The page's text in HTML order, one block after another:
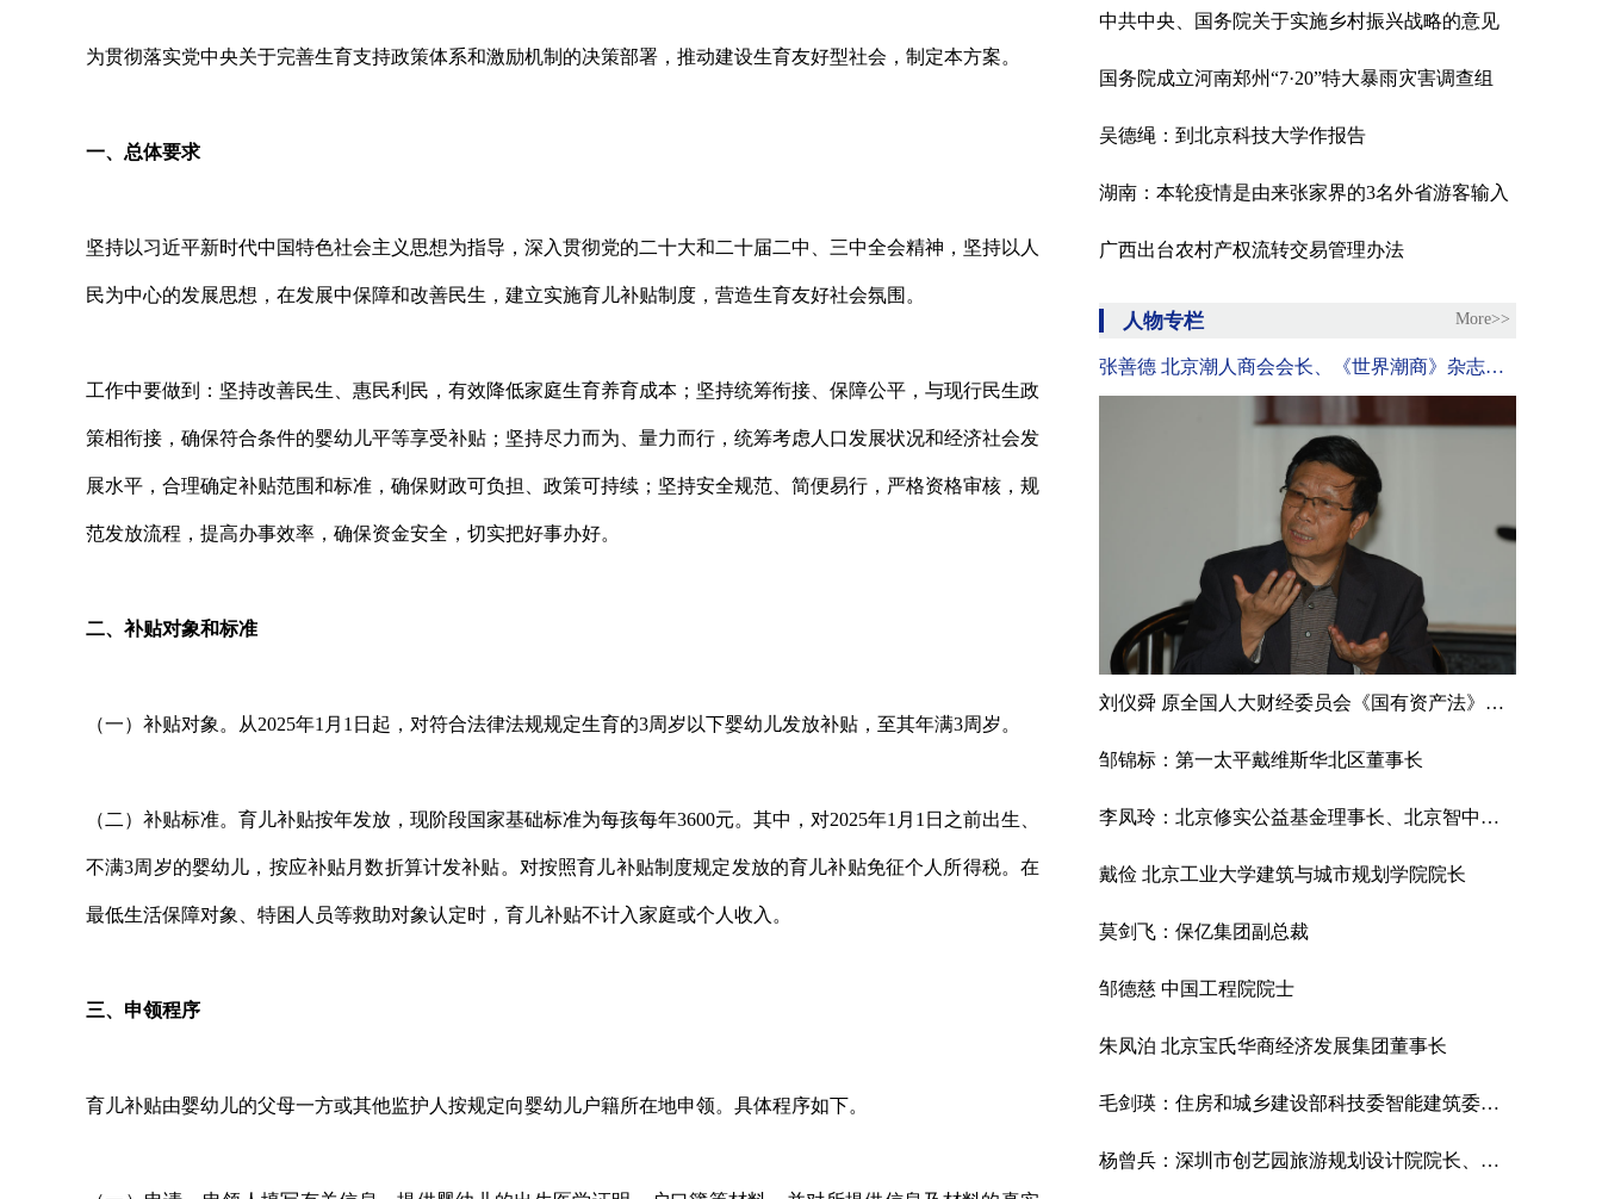
为贯彻落实党中央关于完善生育支持政策体系和激励机制的决策部署，推动建设生育友好型社会，制定本方案。
一、总体要求
坚持以习近平新时代中国特色社会主义思想为指导，深入贯彻党的二十大和二十届二中、三中全会精神，坚持以人
民为中心的发展思想，在发展中保障和改善民生，建立实施育儿补贴制度，营造生育友好社会氛围。
工作中要做到：坚持改善民生、惠民利民，有效降低家庭生育养育成本；坚持统筹衔接、保障公平，与现行民生政
策相衔接，确保符合条件的婴幼儿平等享受补贴；坚持尽力而为、量力而行，统筹考虑人口发展状况和经济社会发
展水平，合理确定补贴范围和标准，确保财政可负担、政策可持续；坚持安全规范、简便易行，严格资格审核，规
范发放流程，提高办事效率，确保资金安全，切实把好事办好。
二、补贴对象和标准
（一）补贴对象。从2025年1月1日起，对符合法律法规规定生育的3周岁以下婴幼儿发放补贴，至其年满3周岁。
（二）补贴标准。育儿补贴按年发放，现阶段国家基础标准为每孩每年3600元。其中，对2025年1月1日之前出生、
不满3周岁的婴幼儿，按应补贴月数折算计发补贴。对按照育儿补贴制度规定发放的育儿补贴免征个人所得税。在
最低生活保障对象、特困人员等救助对象认定时，育儿补贴不计入家庭或个人收入。
三、申领程序
育儿补贴由婴幼儿的父母一方或其他监护人按规定向婴幼儿户籍所在地申领。具体程序如下。
中共中央、国务院关于实施乡村振兴战略的意见
国务院成立河南郑州“7·20”特大暴雨灾害调查组
吴德绳：到北京科技大学作报告
湖南：本轮疫情是由来张家界的3名外省游客输入
广西出台农村产权流转交易管理办法
人物专栏 More>>
张善德 北京潮人商会会长、《世界潮商》杂志总编辑、国际潮团联谊年会秘书处联络主任
刘仪舜 原全国人大财经委员会《国有资产法》起草工作组组长
邹锦标：第一太平戴维斯华北区董事长
李凤玲：北京修实公益基金理事长、北京智中能源互联网研究院院长、清华大学教授
戴俭 北京工业大学建筑与城市规划学院院长
莫剑飞：保亿集团副总裁
邹德慈 中国工程院院士
朱凤泊 北京宝氏华商经济发展集团董事长
毛剑瑛：住房和城乡建设部科技委智能建筑委员会专家组副组长、城市化委员会专家委员、教授级高工
杨曾兵：深圳市创艺园旅游规划设计院院长、中国商旅地产研究院旅游规划研究所所长。国际注册景观设计师（ICSLD），国际园林景观规划设计行业协会高级景观规划师，有近20年的旅游景区策划、规划和设计经验。